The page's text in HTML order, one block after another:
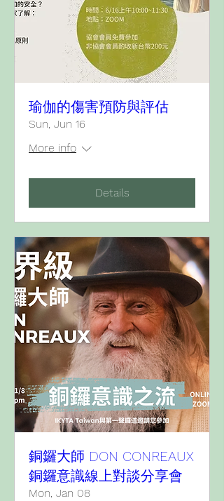
瑜伽的傷害預防與評估
Sun, Jun 16
More info
Details
銅鑼大師 DON CONREAUX
銅鑼意識線上對談分享會
Mon, Jan 08